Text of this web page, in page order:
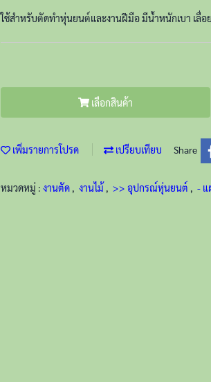
ใช้สำหรับตัดทำหุ่นยนต์และงานฝีมือ มีน้ำหนักเบา เลื่อ
เลือกสินค้า
เพิ่มรายการโปรด เปรียบเทียบ Share
หมวดหมู่ : งานตัด งานไม้ >> อุปกรณ์หุ่นยนต์ - แ